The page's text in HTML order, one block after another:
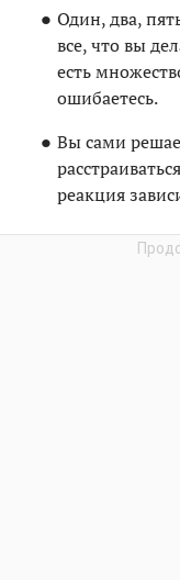
Один, два,
все, что вы
есть
ошибаетесь.
Вы сами
реакция